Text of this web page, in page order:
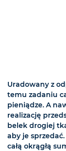
Uradowany z
temu zadaniu
pieniądze. A
realizację
belek drogiej
aby je
całą okrągłą